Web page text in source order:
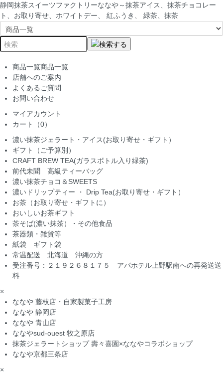
静岡抹茶スイーツファクトリーななや～抹茶アイス、抹茶チョコレー
ト、お取り寄せ、ホワイトデー、 紅ふうき、 緑茶、抹茶
商品一覧商品一覧
店舗へのご案内
よくあるご質問
お問い合わせ
マイアカウント
カート（0）
濃い抹茶ジェラート・アイス(お取り寄せ・ギフト）
ギフト（ご予算別）
CRAFT BREW TEA(ガラスボトル入り緑茶)
前代未聞 高級ティーバッグ
濃い抹茶チョコ＆SWEETS
濃いドリップティー ・ Drip Tea(お取り寄せ・ギフト）
お茶（お取り寄せ・ギフトに）
おいしいお茶ギフト
茶そば(濃い抹茶）・その他食品
茶器類・雑貨等
紙袋 ギフト袋
常温配送 北海道 沖縄の方
受注番号：２１９２６８１７５ アパホテル上野駅南への再発送送
料
×
ななや 藤枝店・自家製菓子工房
ななや 静岡店
ななや 青山店
ななやsud-ouest 牧之原店
抹茶ジェラートショップ 壽々喜園×ななやコラボショップ
ななや京都三条店
×